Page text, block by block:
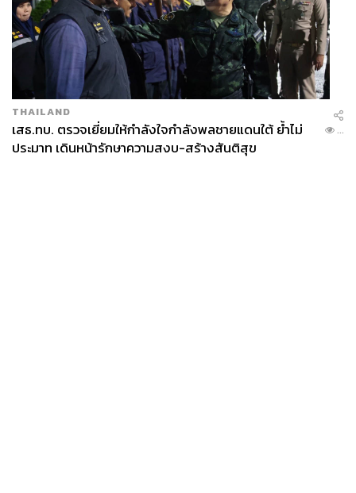
THAILAND
เสธ.ทบ. ตรวจเยี่ยมให้กำลังใจกำลังพลชายแดนใต้ ย้ำไม่
ประมาท เดินหน้ารักษาความสงบ-สร้างสันติสุข
...